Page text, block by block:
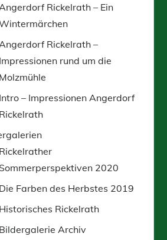
Angerdorf Rickelrath – Ein
Angerdorf Rickelrath –
Impressionen rund um die
Molzmühle
Intro – Impressionen Angerdorf
Rickelrath
Rickelrather
Sommerperspektiven 2020
Die Farben des Herbstes 2019
Historisches Rickelrath
Bildergalerie Archiv